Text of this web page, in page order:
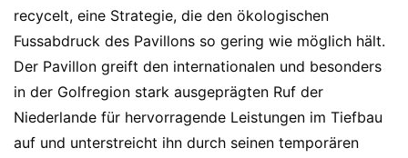
recycelt, eine Strategie, die den ökologischen
Fussabdruck des Pavillons so gering wie möglich hält.
Der Pavillon greift den internationalen und besonders
in der Golfregion stark ausgeprägten Ruf der
Niederlande für hervorragende Leistungen im Tiefbau
auf und unterstreicht ihn durch seinen temporären